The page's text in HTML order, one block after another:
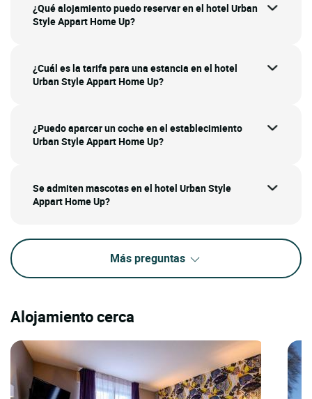
¿Qué alojamiento puedo reservar en el hotel Urban
Style Appart Home Up?
¿Cuál es la tarifa para una estancia en el hotel
Urban Style Appart Home Up?
¿Puedo aparcar un coche en el establecimiento
Urban Style Appart Home Up?
Se admiten mascotas en el hotel Urban Style
Appart Home Up?
Más preguntas
Alojamiento cerca